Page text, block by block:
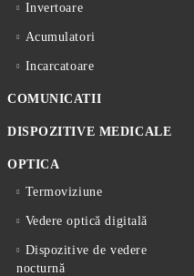
Invertoare
Acumulatori
Incarcatoare
COMUNICATII
DISPOZITIVE MEDICALE
OPTICA
Termoviziune
Vedere optică digitală
Dispozitive de vedere
nocturnă